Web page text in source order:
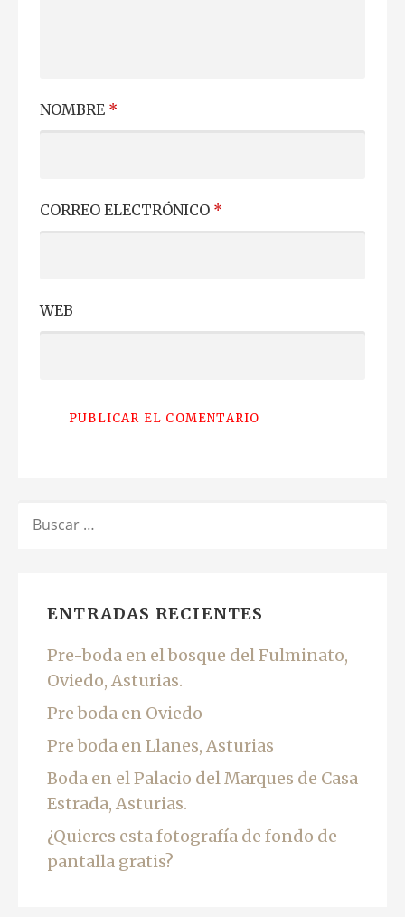
NOMBRE *
CORREO ELECTRÓNICO *
WEB
ENTRADAS RECIENTES
Pre-boda en el bosque del Fulminato,
Oviedo, Asturias.
Pre boda en Oviedo
Pre boda en Llanes, Asturias
Boda en el Palacio del Marques de Casa
Estrada, Asturias.
¿Quieres esta fotografía de fondo de
pantalla gratis?